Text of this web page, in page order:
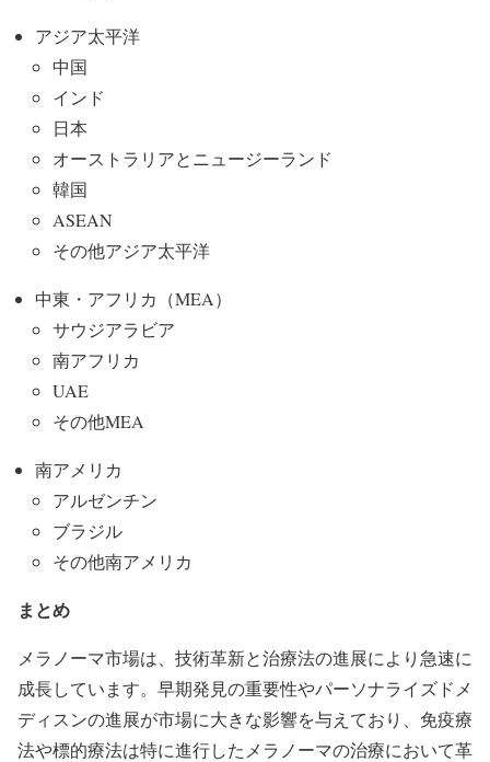
アジア太平洋
中国
インド
日本
オーストラリアとニュージーランド
韓国
ASEAN
その他アジア太平洋
中東・アフリカ（MEA）
サウジアラビア
南アフリカ
UAE
その他MEA
南アメリカ
アルゼンチン
ブラジル
その他南アメリカ
まとめ
メラノーマ市場は、技術革新と治療法の進展により急速に
成長しています。早期発見の重要性やパーソナライズドメ
ディスンの進展が市場に大きな影響を与えており、免疫療
法や標的療法は特に進行したメラノーマの治療において革